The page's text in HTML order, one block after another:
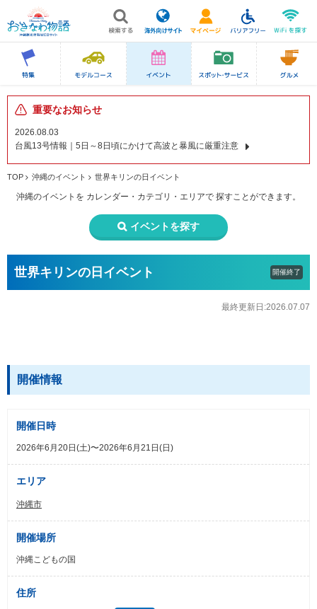
重要なお知らせ
2026.08.03
台風13号情報｜5日～8日頃にかけて高波と暴風に厳重注意
TOP 沖縄のイベント 世界キリンの日イベント
沖縄のイベントを カレンダー・カテゴリ・エリアで 探すことができます。
イベントを探す
世界キリンの日イベント 開催終了
最終更新日:2026.07.07
開催情報
開催日時
2026年6月20日(土)〜2026年6月21日(日)
エリア
沖縄市
開催場所
沖縄こどもの国
住所